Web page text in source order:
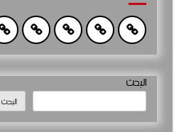
البحث
البحث